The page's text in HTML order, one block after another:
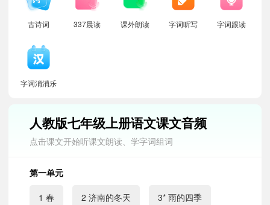
古诗词 337晨读 课外朗读 字词听写 字词跟读
字词消消乐
人教版七年级上册语文课文音频
点击课文开始听课文朗读、学字词组词
第一单元
1 春 2 济南的冬天 3* 雨的四季